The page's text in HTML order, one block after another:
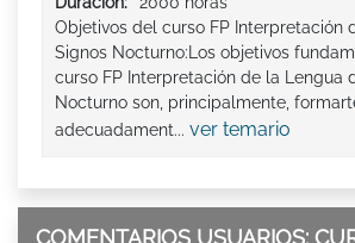
Objetivos del curso FP Interpretación
Signos Nocturno:Los objetivos
curso FP Interpretación de la Lengua
Nocturno son, principalmente,
adecuadament... ver temario